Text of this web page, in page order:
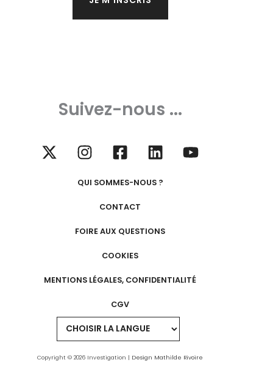
Suivez-nous ...
QUI SOMMES-NOUS ?
CONTACT
FOIRE AUX QUESTIONS
COOKIES
MENTIONS LÉGALES, CONFIDENTIALITÉ
CGV
Copyright © 2026 Investigation | Design Mathilde Rivoire